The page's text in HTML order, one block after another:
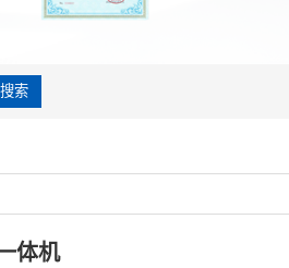
搜索
体机